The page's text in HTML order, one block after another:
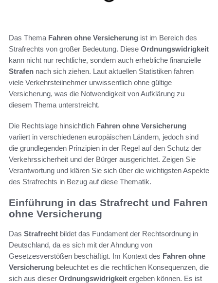
Das Thema Fahren ohne Versicherung ist im Bereich des
Strafrechts von großer Bedeutung. Diese Ordnungswidrigkeit
kann nicht nur rechtliche, sondern auch erhebliche finanzielle
Strafen nach sich ziehen. Laut aktuellen Statistiken fahren
viele Verkehrsteilnehmer unwissentlich ohne gültige
Versicherung, was die Notwendigkeit von Aufklärung zu
diesem Thema unterstreicht.
Die Rechtslage hinsichtlich Fahren ohne Versicherung
variiert in verschiedenen europäischen Ländern, jedoch sind
die grundlegenden Prinzipien in der Regel auf den Schutz der
Verkehrssicherheit und der Bürger ausgerichtet. Zeigen Sie
Verantwortung und klären Sie sich über die wichtigsten Aspekte
des Strafrechts in Bezug auf diese Thematik.
Einführung in das Strafrecht und Fahren
ohne Versicherung
Das Strafrecht bildet das Fundament der Rechtsordnung in
Deutschland, da es sich mit der Ahndung von
Gesetzesverstößen beschäftigt. Im Kontext des Fahren ohne
Versicherung beleuchtet es die rechtlichen Konsequenzen, die
sich aus dieser Ordnungswidrigkeit ergeben können. Es ist